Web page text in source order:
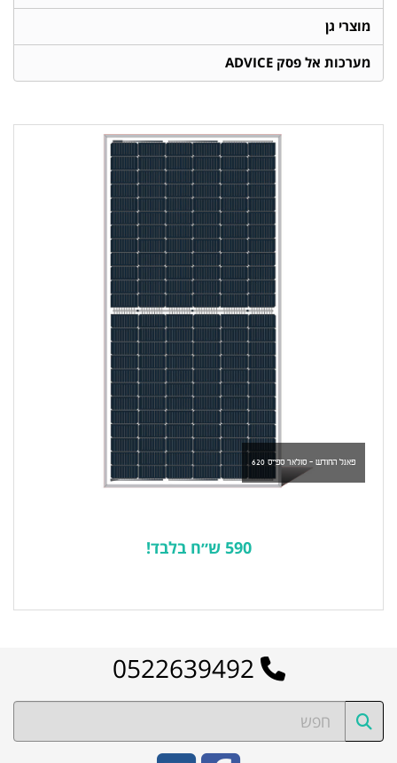
מוצרי גן
מערכות אל פסק ADVICE
פאנל החודש - סולאר ספייס 620
590 ש״ח בלבד!